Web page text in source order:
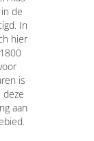
de
In
hier
is
aan